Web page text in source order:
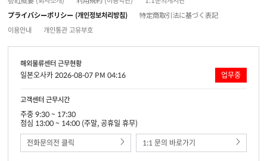
プライバシーポリシー (개인정보처리방침)
特定商取引法に基づく表記
이용안내
개인통관 고유부호
해외물류센터 근무현황
일본오사카 2026-08-07 PM 04:16 업무중
고객센터 근무시간
주중 9:30 ~ 17:30
점심 13:00 ~ 14:00 (주말, 공휴일 휴무)
전화문의전 클릭
1:1 문의 바로가기